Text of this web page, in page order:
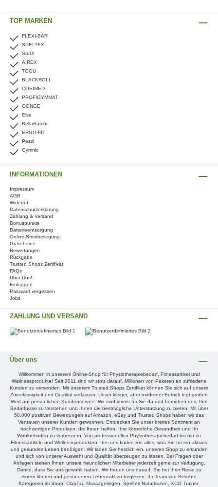
TOP MARKEN
FLEXI-BAR
SPELTEX
SoftX
AIREX
TOGU
BLACKROLL
COSIMED
PROFIGYMMAT
GONGE
Elsa
BellaBambi
ERGO-FIT
Pezzi
Gymnic
ZAHLUNG UND VERSAND
INFORMATIONEN
Impressum
AGB
Widerruf
Datenschutzerklärung
Zahlung & Versand
Bonuspunkte
Batterieentsorgung
Online-Streitbeilegung
Gutscheine
Bewertungen
Rückgabe
Trusted Shops Zertifikat
FAQs
Über Uns!
Einloggen
Passwort vergessen
Jobs
Über uns
Willkommen in unserem Online-Shop für Physiotherapiebedarf, Fitnessartikel und
Wellnessprodukte! Seit 2011 sind wir stolz darauf, Millionen von Paketen an zufriedene
Kunden zu versenden. Mit unserem Trusted Shops Zertifikat können Sie sich auf unsere
Zuverlässigkeit und Qualität verlassen. Unser kleiner, aber moderner Betrieb legt großen
Wert auf persönlichen Kundenservice. Wir sind immer für Sie da und bemühen uns, Ihre
Bedürfnisse zu verstehen und Ihnen die bestmögliche Unterstützung zu bieten. Mit über
50.000 positiven Bewertungen auf Amazon, eBay und Trusted Shops haben wir das
Vertrauen unserer Kunden gewonnen. Entdecken Sie unser breites Sortiment an
hochwertigen Produkten, die Ihnen helfen, Ihre körperliche Gesundheit und Ihr
Wohlbefinden zu verbessern. Von professionellen Physiotherapiebedarf bis hin zu
Fitnessartikeln und Wellnessprodukten - bei uns finden Sie alles, was Sie für ein aktives
und gesundes Leben benötigen. Wir laden Sie herzlich ein, unseren Shop zu erkunden
und sich von unserer Auswahl und Qualität überzeugen zu lassen. Bei Fragen oder
Anliegen stehen Ihnen unsere freundlichen Mitarbeiter jederzeit gerne zur Verfügung.
Danke, dass Sie uns gewählt haben. Wir freuen uns darauf, Sie bei Ihrer Reise zu
einem fitteren und gesünderen Lebensstil zu begleiten. Ihr Team von Beliebte
Kategorien im Shop: ClapTzu Massageliegen, Speltex Naturkissen, XCO Trainer,